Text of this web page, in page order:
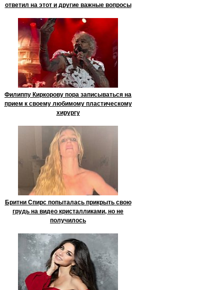
ответил на этот и другие важные вопросы
Филиппу Киркорову пора записываться на
прием к своему любимому пластическому
хирургу
Бритни Спирс попыталась прикрыть свою
грудь на видео кристалликами, но не
получилось